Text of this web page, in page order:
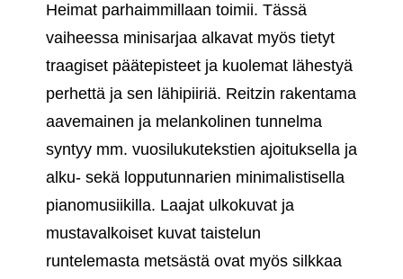
Heimat parhaimmillaan toimii. Tässä
vaiheessa minisarjaa alkavat myös tietyt
traagiset päätepisteet ja kuolemat lähestyä
perhettä ja sen lähipiiriä. Reitzin rakentama
aavemainen ja melankolinen tunnelma
syntyy mm. vuosilukutekstien ajoituksella ja
alku- sekä lopputunnarien minimalistisella
pianomusiikilla. Laajat ulkokuvat ja
mustavalkoiset kuvat taistelun
runtelemasta metsästä ovat myös silkkaa